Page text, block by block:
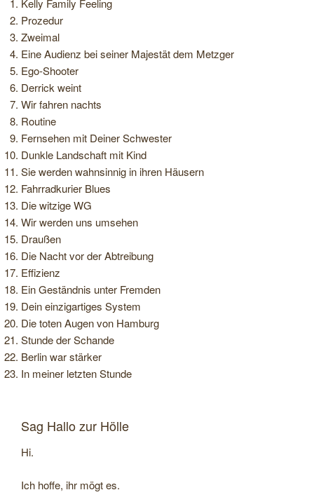
Kelly Family Feeling
Pro­ze­dur
Zwei­mal
Eine Audi­enz bei sei­ner Majes­tät dem Metzger
Ego-​Shooter
Derrick weint
Wir fah­ren nachts
Rou­tine
Fern­se­hen mit Dei­ner Schwester
Dunkle Land­schaft mit Kind
Sie wer­den wahn­sin­nig in ihren Häusern
Fahr­rad­ku­rier Blues
Die wit­zigeWG
Wir wer­den uns umsehen
Drau­ßen
Die Nacht vor der Abtreibung
Effi­zi­enz
Ein Geständ­nis unter Fremden
Dein ein­zig­ar­ti­ges System
Die toten Augen von Hamburg
Stunde der Schande
Ber­lin war stärker
In mei­ner letz­ten Stunde
Sag Hallo zur Hölle
Hi.
Ich hoffe, ihr mögt es.